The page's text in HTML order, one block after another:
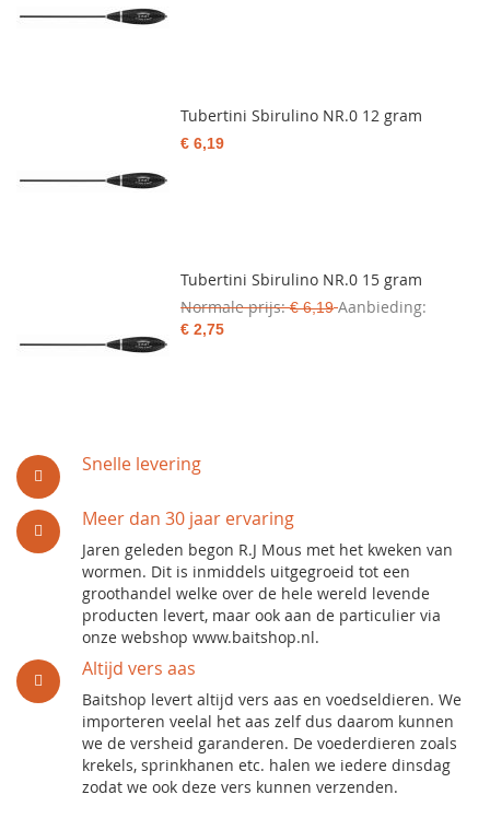
Snelle levering
Meer dan 30 jaar ervaring
Jaren geleden begon R.J Mous met het kweken van
wormen. Dit is inmiddels uitgegroeid tot een
groothandel welke over de hele wereld levende
producten levert, maar ook aan de particulier via
onze webshop www.baitshop.nl.
Altijd vers aas
Baitshop levert altijd vers aas en voedseldieren. We
importeren veelal het aas zelf dus daarom kunnen
we de versheid garanderen. De voederdieren zoals
krekels, sprinkhanen etc. halen we iedere dinsdag
zodat we ook deze vers kunnen verzenden.
Tubertini Sbirulino NR.0 12 gram
€ 6,19
Tubertini Sbirulino NR.0 15 gram
Normale prijs € 6,19 Aanbieding
€ 2,75